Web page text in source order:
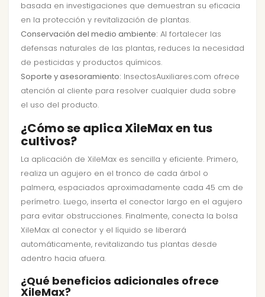
basada en investigaciones que demuestran su eficacia
en la protección y revitalización de plantas.
Conservación del medio ambiente: Al fortalecer las
defensas naturales de las plantas, reduces la necesidad
de pesticidas y productos químicos.
Soporte y asesoramiento: InsectosAuxiliares.com ofrece
atención al cliente para resolver cualquier duda sobre
el uso del producto.
¿Cómo se aplica XileMax en tus
cultivos?
La aplicación de XileMax es sencilla y eficiente. Primero,
realiza un agujero en el tronco de cada árbol o
palmera, espaciados aproximadamente cada 45 cm de
perímetro. Luego, inserta el conector largo en el agujero
para evitar obstrucciones. Finalmente, conecta la bolsa
XileMax al conector y el líquido se liberará
automáticamente, revitalizando tus plantas desde
adentro hacia afuera.
¿Qué beneficios adicionales ofrece
XileMax?